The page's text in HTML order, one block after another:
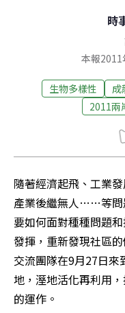
時
本報
生物多樣性 成
2011兩
隨著經濟起飛、工業
產業後繼無人……等問
要如何面對種種問題
發揮，重新發現社區
交流團隊在9月27日
地，溼地活化再利用
的運作。